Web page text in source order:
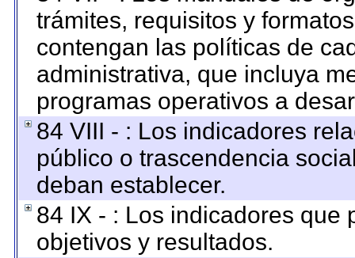
trámites, requisitos y
contengan las políticas de
administrativa, que incluya
programas operativos a
84 VIII - : Los indicadores
público o trascendencia
deban establecer.
84 IX - : Los indicadores que
objetivos y resultados.